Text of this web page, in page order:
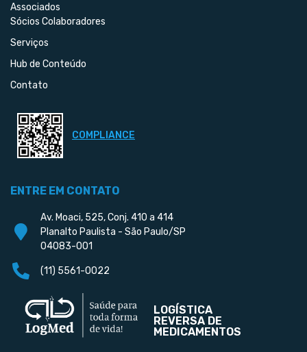
Associados
Sócios Colaboradores
Serviços
Hub de Conteúdo
Contato
COMPLIANCE
ENTRE EM CONTATO
Av. Moaci, 525, Conj. 410 a 414
Planalto Paulista - São Paulo/SP
04083-001
(11) 5561-0022
LOGÍSTICA
REVERSA DE
MEDICAMENTOS